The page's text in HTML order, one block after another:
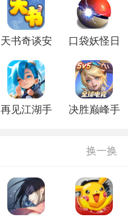
天书奇谈安
口袋妖怪日
再见江湖手
决胜巅峰手
换一换